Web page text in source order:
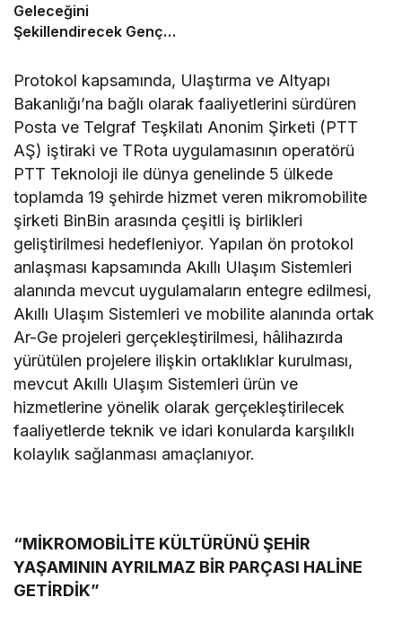
Geleceğini
Şekillendirecek Genç
Protokol kapsamında, Ulaştırma ve Altyapı
Bakanlığı’na bağlı olarak faaliyetlerini sürdüren
Posta ve Telgraf Teşkilatı Anonim Şirketi (PTT
AŞ) iştiraki ve TRota uygulamasının operatörü
PTT Teknoloji ile dünya genelinde 5 ülkede
toplamda 19 şehirde hizmet veren mikromobilite
şirketi BinBin arasında çeşitli iş birlikleri
geliştirilmesi hedefleniyor. Yapılan ön protokol
anlaşması kapsamında Akıllı Ulaşım Sistemleri
alanında mevcut uygulamaların entegre edilmesi,
Akıllı Ulaşım Sistemleri ve mobilite alanında ortak
Ar-Ge projeleri gerçekleştirilmesi, hâlihazırda
yürütülen projelere ilişkin ortaklıklar kurulması,
mevcut Akıllı Ulaşım Sistemleri ürün ve
hizmetlerine yönelik olarak gerçekleştirilecek
faaliyetlerde teknik ve idari konularda karşılıklı
kolaylık sağlanması amaçlanıyor.
“MİKROMOBİLİTE KÜLTÜRÜNÜ ŞEHİR
YAŞAMININ AYRILMAZ BİR PARÇASI HALİNE
GETİRDİK”